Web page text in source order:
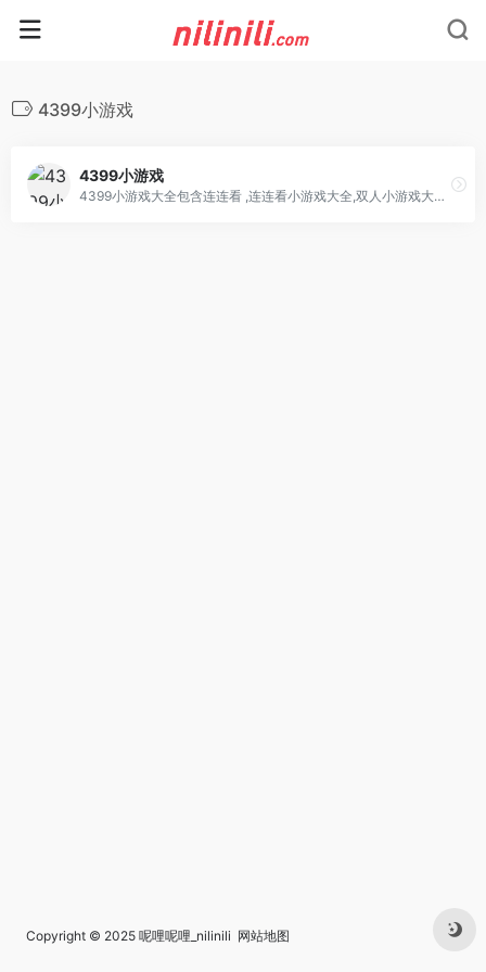
4399小游戏
4399小游戏
4399小游戏大全包含连连看 ,连连看小游戏大全,双人小游戏大全,H5在线小游戏,4399洛克王国,4399赛尔号,4399奥拉星,4399奥比岛,4399弹弹堂,4399单人小游戏,奥比岛小游戏,造梦西游online,造梦无双等最新小游戏。
Copyright © 2025 呢哩呢哩_nilinili 网站地图